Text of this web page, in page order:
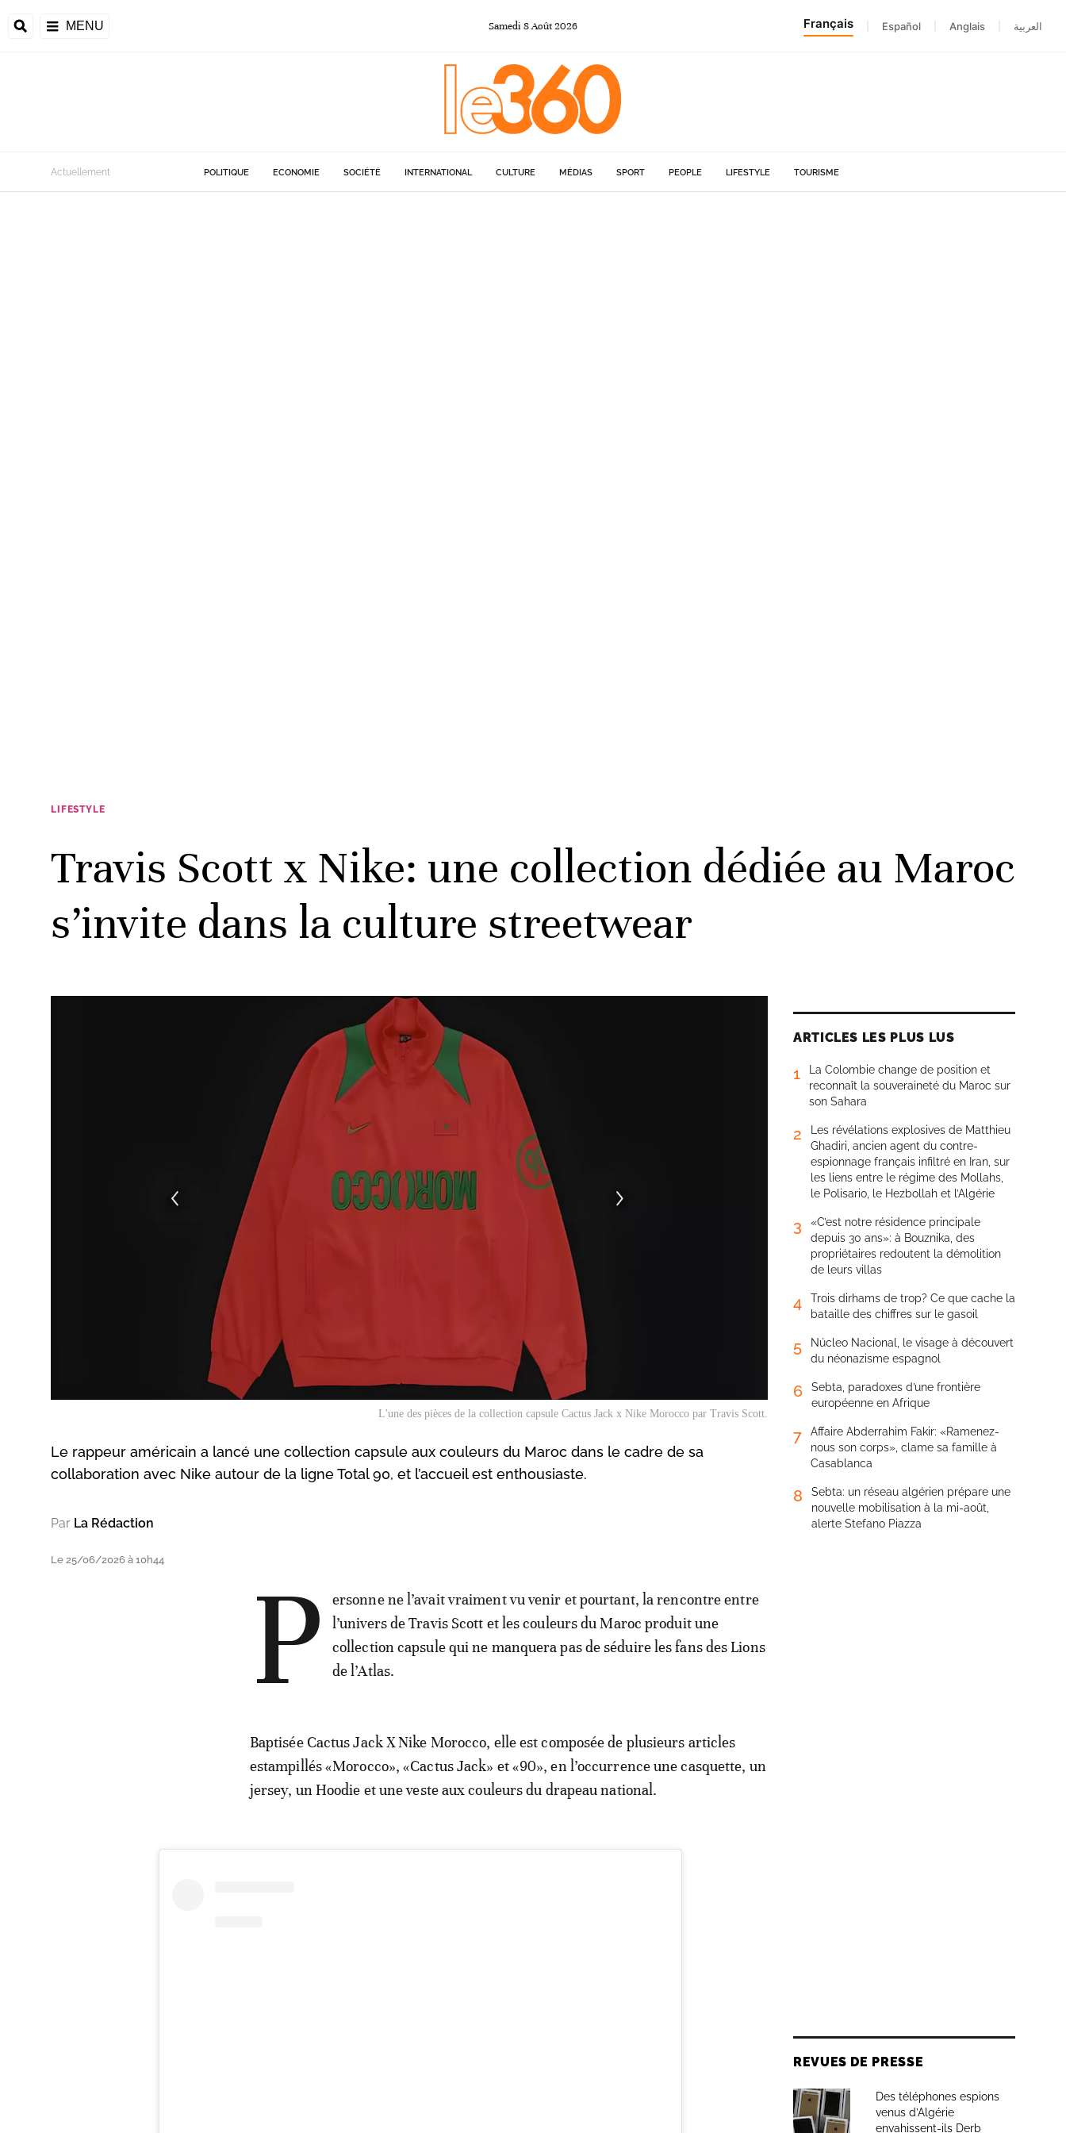
MENU Samedi 8Août2026 Français Español Anglais العربية
Actuellement POLITIQUE ECONOMIE SOCIÉTÉ INTERNATIONAL CULTURE MÉDIAS SPORT PEOPLE LIFESTYLE TOURISME
LIFESTYLE
Travis Scott x Nike: une collection dédiée au Maroc
s’invite dans la culture streetwear
L'une des pièces de la collection capsule Cactus Jack x Nike Morocco par Travis Scott.
Le rappeur américain a lancé une collection capsule aux couleurs du Maroc dans le cadre de sa
collaboration avec Nike autour de la ligne Total 90, et l’accueil est enthousiaste.
Par La Rédaction
Le 25/06/2026 à 10h44 P
ersonne ne l’avait vraiment vu venir et pourtant, la rencontre entre
l’univers de Travis Scott et les couleurs du Maroc produit une
collection capsule qui ne manquera pas de séduire les fans des Lions
de l’Atlas.
Baptisée Cactus Jack X Nike Morocco, elle est composée de plusieurs articles
estampillés «Morocco», «Cactus Jack» et «90», en l’occurrence une casquette, un
jersey, un Hoodie et une veste aux couleurs du drapeau national.
ARTICLES LES PLUS LUS
1
La Colombie change de position et
reconnaît la souveraineté du Maroc sur
son Sahara
2
Les révélations explosives de Matthieu
Ghadiri, ancien agent du contre-
espionnage français infiltré en Iran, sur
les liens entre le régime des Mollahs,
le Polisario, le Hezbollah et l’Algérie
3
«C’est notre résidence principale
depuis 30 ans»: à Bouznika, des
propriétaires redoutent la démolition
de leurs villas
4
Trois dirhams de trop? Ce que cache la
bataille des chiffres sur le gasoil
5
Núcleo Nacional, le visage à découvert
du néonazisme espagnol
6
Sebta, paradoxes d’une frontière
européenne en Afrique
7
Affaire Abderrahim Fakir: «Ramenez-
nous son corps», clame sa famille à
Casablanca
8
Sebta: un réseau algérien prépare une
nouvelle mobilisation à la mi-août,
alerte Stefano Piazza
REVUES DE PRESSE
Des téléphones espions
venus d’Algérie
envahissent-ils Derb